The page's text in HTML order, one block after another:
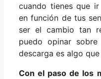
cuando tienes que
en función de tus
ser el cambio tan
puedo opinar
descarga es algo
Con el paso de los